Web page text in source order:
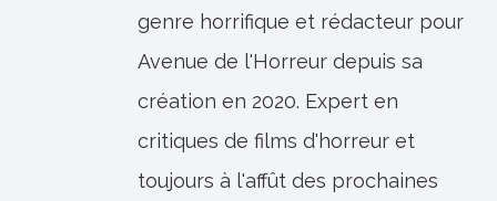
genre horrifique et rédacteur pour
Avenue de l'Horreur depuis sa
création en 2020. Expert en
critiques de films d'horreur et
toujours à l'affût des prochaines